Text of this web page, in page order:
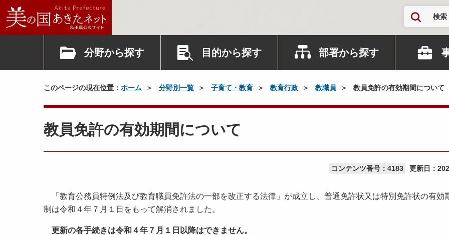
検索
分野から探す 目的から探す 部署から探す
このページの現在位置： ホーム 分野別一覧 子育て・教育 教育行政 教職員 教員免許の有効期間について
教員免許の有効期間について
コンテンツ番号：4183 更新日：
「教育公務員特例法及び教育職員免許法の一部を改正する法律」が成立し、普通免許状又は特別免許状の有効
制は令和４年７月１日をもって解消されました。
更新の各手続きは令和４年７月１日以降はできません。